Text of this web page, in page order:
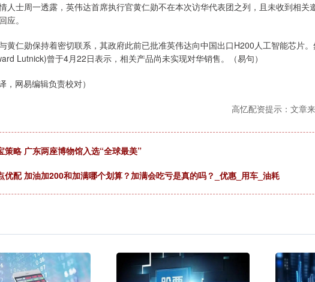
人士周一透露，英伟达首席执行官黄仁勋不在本次访华代表团之列，且未收到相关
应。
黄仁勋保持着密切联系，其政府此前已批准英伟达向中国出口H200人工智能芯片
Lutnick)曾于4月22日表示，相关产品尚未实现对华销售。（易句）
，网易编辑负责校对）
高忆配资提示：文章
策略 广东两座博物馆入选“全球最美”
优配 加油加200和加满哪个划算？加满会吃亏是真的吗？_优惠_用车_油耗